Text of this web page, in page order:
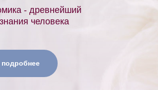
- древнейший
человека
подробнее